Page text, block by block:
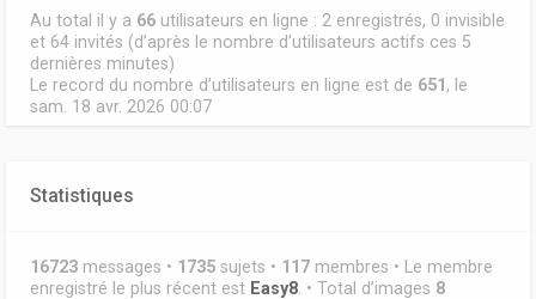
Au total il y a 66 utilisateurs en ligne : 2 enregistrés, 0 invisible
et 64 invités (d’après le nombre d’utilisateurs actifs ces 5
dernières minutes)
Le record du nombre d’utilisateurs en ligne est de 651 , le
sam. 18 avr. 2026 00:07
Statistiques
16723 messages • 1735 sujets • 117 membres • Le membre
enregistré le plus récent est Easy8 . • Total d’images 8